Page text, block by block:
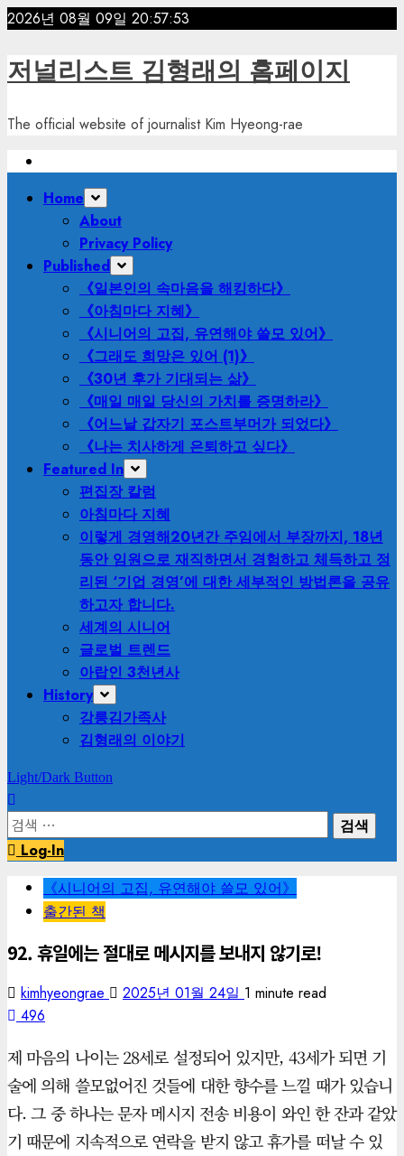
Skip
content
2026년 08월 09일 20:57:55
저널리스트 김형래의 홈페이지
The official website of journalist Kim Hyeong-rae
PrimaryHome
About
Privacy Policy
Published
《일본인의 속마음을 해킹하다》
《아침마다 지혜》
《시니어의 고집, 유연해야 쓸모 있어》
《그래도 희망은 있어 (1)》
《30년 후가 기대되는 삶》
《매일 매일 당신의 가치를 증명하라》
《어느날 갑자기 포스트부머가 되었다》
《나는 치사하게 은퇴하고 싶다》
Featured In
편집장 칼럼
아침마다 지혜
이렇게 경영해20년간 주임에서 부장까지, 18년
동안 임원으로 재직하면서 경험하고 체득하고 정
리된 ‘기업 경영’에 대한 세부적인 방법론을 공유
하고자 합니다.
세계의 시니어
글로벌 트렌드
아랍인 3천년사
History
강릉김가족사
김형래의 이야기
Light/Dark Button
검
색:Log-In
《시니어의 고집, 유연해야 쓸모 있어》
출간된 책
92. 휴일에는 절대로 메시지를 보내지 않기로!
kimhyeongrae 2025년 01월 24일 1 minute read
496
제 마음의 나이는 28세로 설정되어 있지만, 43세가 되면 기
술에 의해 쓸모없어진 것들에 대한 향수를 느낄 때가 있습니
다. 그 중 하나는 문자 메시지 전송 비용이 와인 한 잔과 같았
기 때문에 지속적으로 연락을 받지 않고 휴가를 떠날 수 있